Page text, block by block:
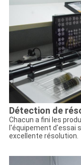
PRIVACY
POLICY
Détection de
Chacun a fini les
l'équipement d'essai
excellente résolution.